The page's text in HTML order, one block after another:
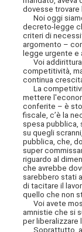
dovesse
Noi oggi siamo
decreto-legge
criteri di
argomento –
legge urgente e
Voi addirittura,
competitività,
continua
La
mettere
conferite – è
fiscale, c’è la
spesa pubblica,
su quegli
pubblica, che,
super
riguardo al
che avrebbe
sarebbero stati
di tacitare il
quello che non
Voi avete
amnistie che si
per liberalizzare
Soprattutto,